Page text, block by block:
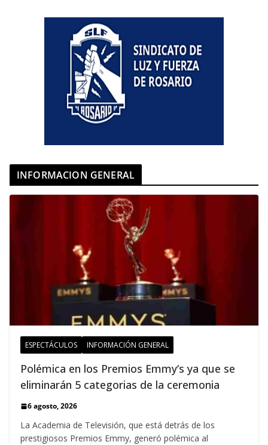
INFORMACION GENERAL
ESPECTÁCULOS INFORMACIÓN GENERAL
Polémica en los Premios Emmy‘s ya que se
eliminarán 5 categorias de la ceremonia
6 agosto, 2026
La Academia de Televisión, que está detrás de los
prestigiosos Premios Emmy, generó polémica al